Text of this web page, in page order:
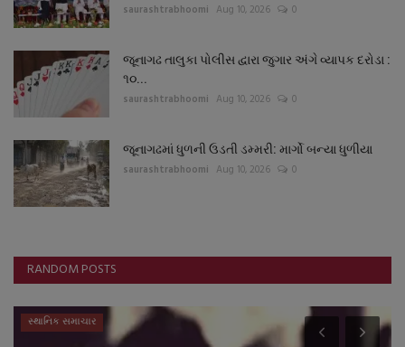
saurashtrabhoomi Aug 10, 2026 0
જૂનાગઢ તાલુકા પોલીસ દ્વારા જુગાર અંગે વ્યાપક દરોડા :
૧૦...
saurashtrabhoomi Aug 10, 2026 0
જૂનાગઢમાં ધુળની ઉડતી ડમ્મરી: માર્ગો બન્યા ધુળીયા
saurashtrabhoomi Aug 10, 2026 0
RANDOM POSTS
સ્થાનિક સમાચાર